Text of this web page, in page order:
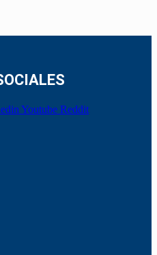
Youtube Reddit